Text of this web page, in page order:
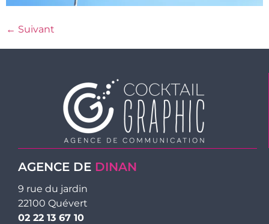
← Suivant
AGENCE DE DINAN
9 rue du jardin
22100 Quévert
02 22 13 67 10